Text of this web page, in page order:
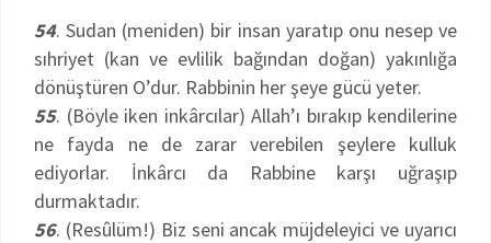
54. Sudan (meniden) bir insan yaratıp onu nesep ve
sıhriyet (kan ve evlilik bağından doğan) yakınlığa
dönüştüren O’dur. Rabbinin her şeye gücü yeter.
55. (Böyle iken inkârcılar) Allah’ı bırakıp kendilerine
ne fayda ne de zarar verebilen şeylere kulluk
ediyorlar. İnkârcı da Rabbine karşı uğraşıp
durmaktadır.
56. (Resûlüm!) Biz seni ancak müjdeleyici ve uyarıcı